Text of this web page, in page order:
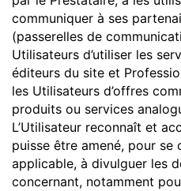
communiquer à ses
(passerelles de
Utilisateurs d’utiliser les
éditeurs du site et
les Utilisateurs d’offres
produits ou services
L’Utilisateur reconnaît et
puisse être amené, pour se
applicable, à divulguer les
concernant, notamment